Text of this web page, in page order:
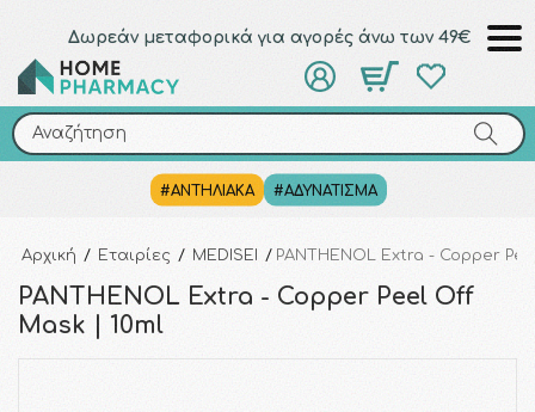
Δωρεάν μεταφορικά για αγορές άνω των 49€
Αναζήτηση
#ΑΝΤΗΛΙΑΚΑ #ΑΔΥΝΑΤΙΣΜΑ
Αναζήτηση
Αρχική / Εταιρίες / MEDISEI / PANTHENOL Extra - Copper
PANTHENOL Extra - Copper Peel Off
Mask | 10ml